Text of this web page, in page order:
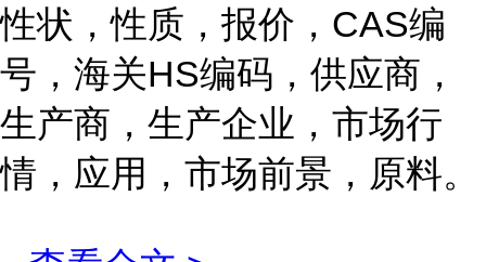
性状，性质，报价，CAS编
号，海关HS编码，供应商，
生产商，生产企业，市场行
情，应用，市场前景，原料。